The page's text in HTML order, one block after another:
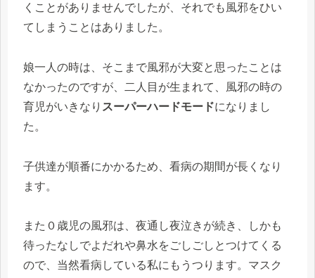
くことがありませんでしたが、それでも風邪をひい
てしまうことはありました。
娘一人の時は、そこまで風邪が大変と思ったことは
なかったのですが、二人目が生まれて、風邪の時の
育児がいきなり スーパーハードモードになりまし
た。
子供達が順番にかかるため、看病の期間が長くなり
ます。
また０歳児の風邪は、夜通し夜泣きが続き、しかも
待ったなしでよだれや鼻水をごしごしとつけてくる
ので、当然看病している私にもうつります。マスク